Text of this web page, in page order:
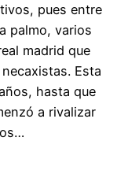
pues entre
palmo, varios
madrid que
Esta
hasta que
a rivalizar